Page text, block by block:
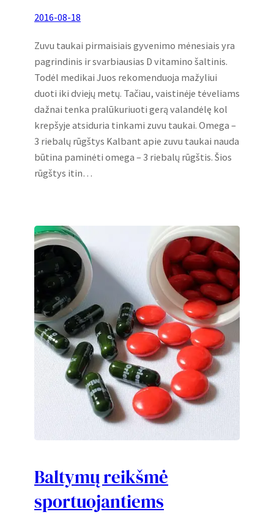
2016-08-18
Zuvu taukai pirmaisiais gyvenimo mėnesiais yra
pagrindinis ir svarbiausias D vitamino šaltinis.
Todėl medikai Juos rekomenduoja mažyliui
duoti iki dviejų metų. Tačiau, vaistinėje tėveliams
dažnai tenka pralūkuriuoti gerą valandėlę kol
krepšyje atsiduria tinkami zuvu taukai. Omega –
3 riebalų rūgštys Kalbant apie zuvu taukai nauda
būtina paminėti omega – 3 riebalų rūgštis. Šios
rūgštys itin…
Baltymų reikšmė
sportuojantiems